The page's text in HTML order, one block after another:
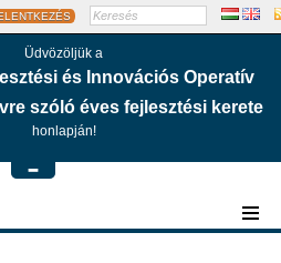
Üdvözöljük a
és Innovációs Operatív
szóló éves fejlesztési kerete
honlapján!
-